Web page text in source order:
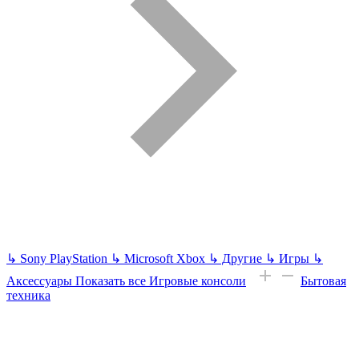
↳ Sony PlayStation ↳ Microsoft Xbox ↳ Другие ↳ Игры ↳
Аксессуары Показать все Игровые консоли
Бытовая
техника